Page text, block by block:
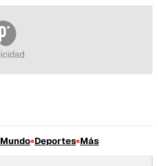
Mundo Deportes Más